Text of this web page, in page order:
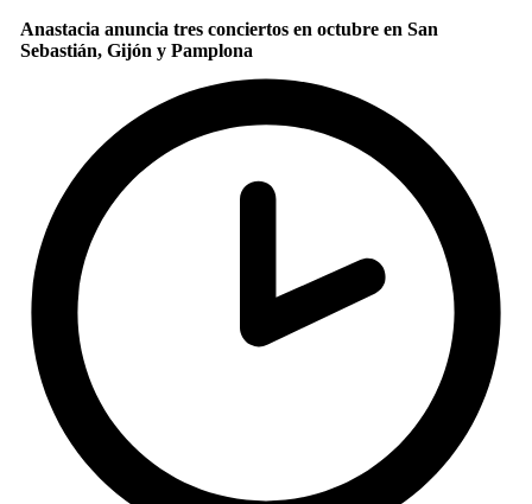
Anastacia anuncia tres conciertos en octubre en San
Sebastián, Gijón y Pamplona